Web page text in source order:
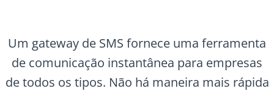
Um gateway de SMS fornece uma ferramenta
de comunicação instantânea para empresas
de todos os tipos. Não há maneira mais rápida